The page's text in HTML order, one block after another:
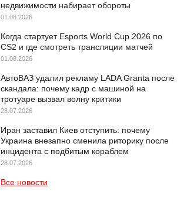
недвижимости набирает обороты
01.08.2026
Когда стартует Esports World Cup 2026 по
CS2 и где смотреть трансляции матчей
01.08.2026
АвтоВАЗ удалил рекламу LADA Granta после
скандала: почему кадр с машиной на
тротуаре вызвал волну критики
28.07.2026
Иран заставил Киев отступить: почему
Украина внезапно сменила риторику после
инцидента с подбитым кораблем
28.07.2026
Все новости